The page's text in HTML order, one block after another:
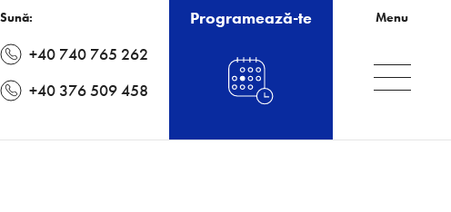
Sună:
+40 740 765 262
+40 376 509 458
Programează-te Menu